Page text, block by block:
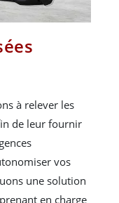
à relever les
de leur fournir
vos
une solution
en charge